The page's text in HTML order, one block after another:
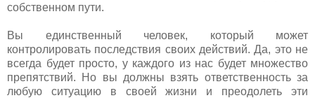
собственном пути.
Вы единственный человек, который может
контролировать последствия своих действий. Да, это не
всегда будет просто, у каждого из нас будет множество
препятствий. Но вы должны взять ответственность за
любую ситуацию в своей жизни и преодолеть эти